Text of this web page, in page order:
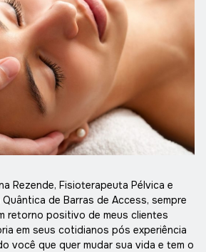
Rezende, Fisioterapeuta Pélvica e
de Barras de Access, sempre
retorno positivo de meus clientes
em seus cotidianos pós experiência
você que quer mudar sua vida e tem o